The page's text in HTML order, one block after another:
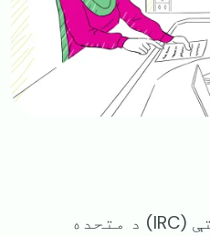
نړیوالې ژغورنې کمیتې (IRC) د متحده